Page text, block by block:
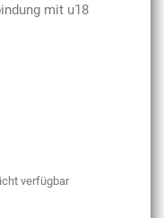
mit u18
verfügbar